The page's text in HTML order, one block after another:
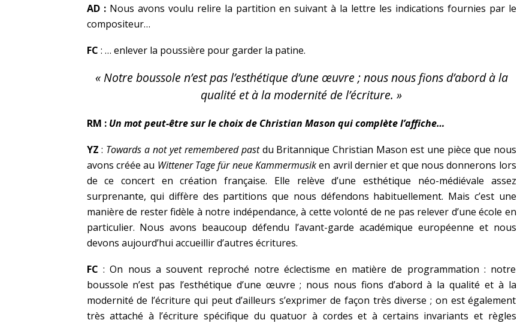
AD :Nous avons voulu relire la partition en suivant à la lettre les indications fournies par le
compositeur…
FC : … enlever la poussière pour garder la patine.
« Notre boussole n’est pas l’esthétique d’une œuvre ; nous nous fions d’abord à la
qualité et à la modernité de l’écriture. »
RM : Un mot peut-être sur le choix de Christian Mason qui complète l’affiche…
YZ : Towards a not yet remembered pastdu Britannique Christian Mason est une pièce que nous
avons créée au Wittener Tage für neue Kammermusiken avril dernier et que nous donnerons lors
de ce concert en création française. Elle relève d’une esthétique néo-médiévale assez
surprenante, qui diffère des partitions que nous défendons habituellement. Mais c’est une
manière de rester fidèle à notre indépendance, à cette volonté de ne pas relever d’une école en
particulier. Nous avons beaucoup défendu l’avant-garde académique européenne et nous
devons aujourd’hui accueillir d’autres écritures.
FC : On nous a souvent reproché notre éclectisme en matière de programmation : notre
boussole n’est pas l’esthétique d’une œuvre ; nous nous fions d’abord à la qualité et à la
modernité de l’écriture qui peut d’ailleurs s’exprimer de façon très diverse ; on est également
très attaché à l’écriture spécifique du quatuor à cordes et à certains invariants et règles